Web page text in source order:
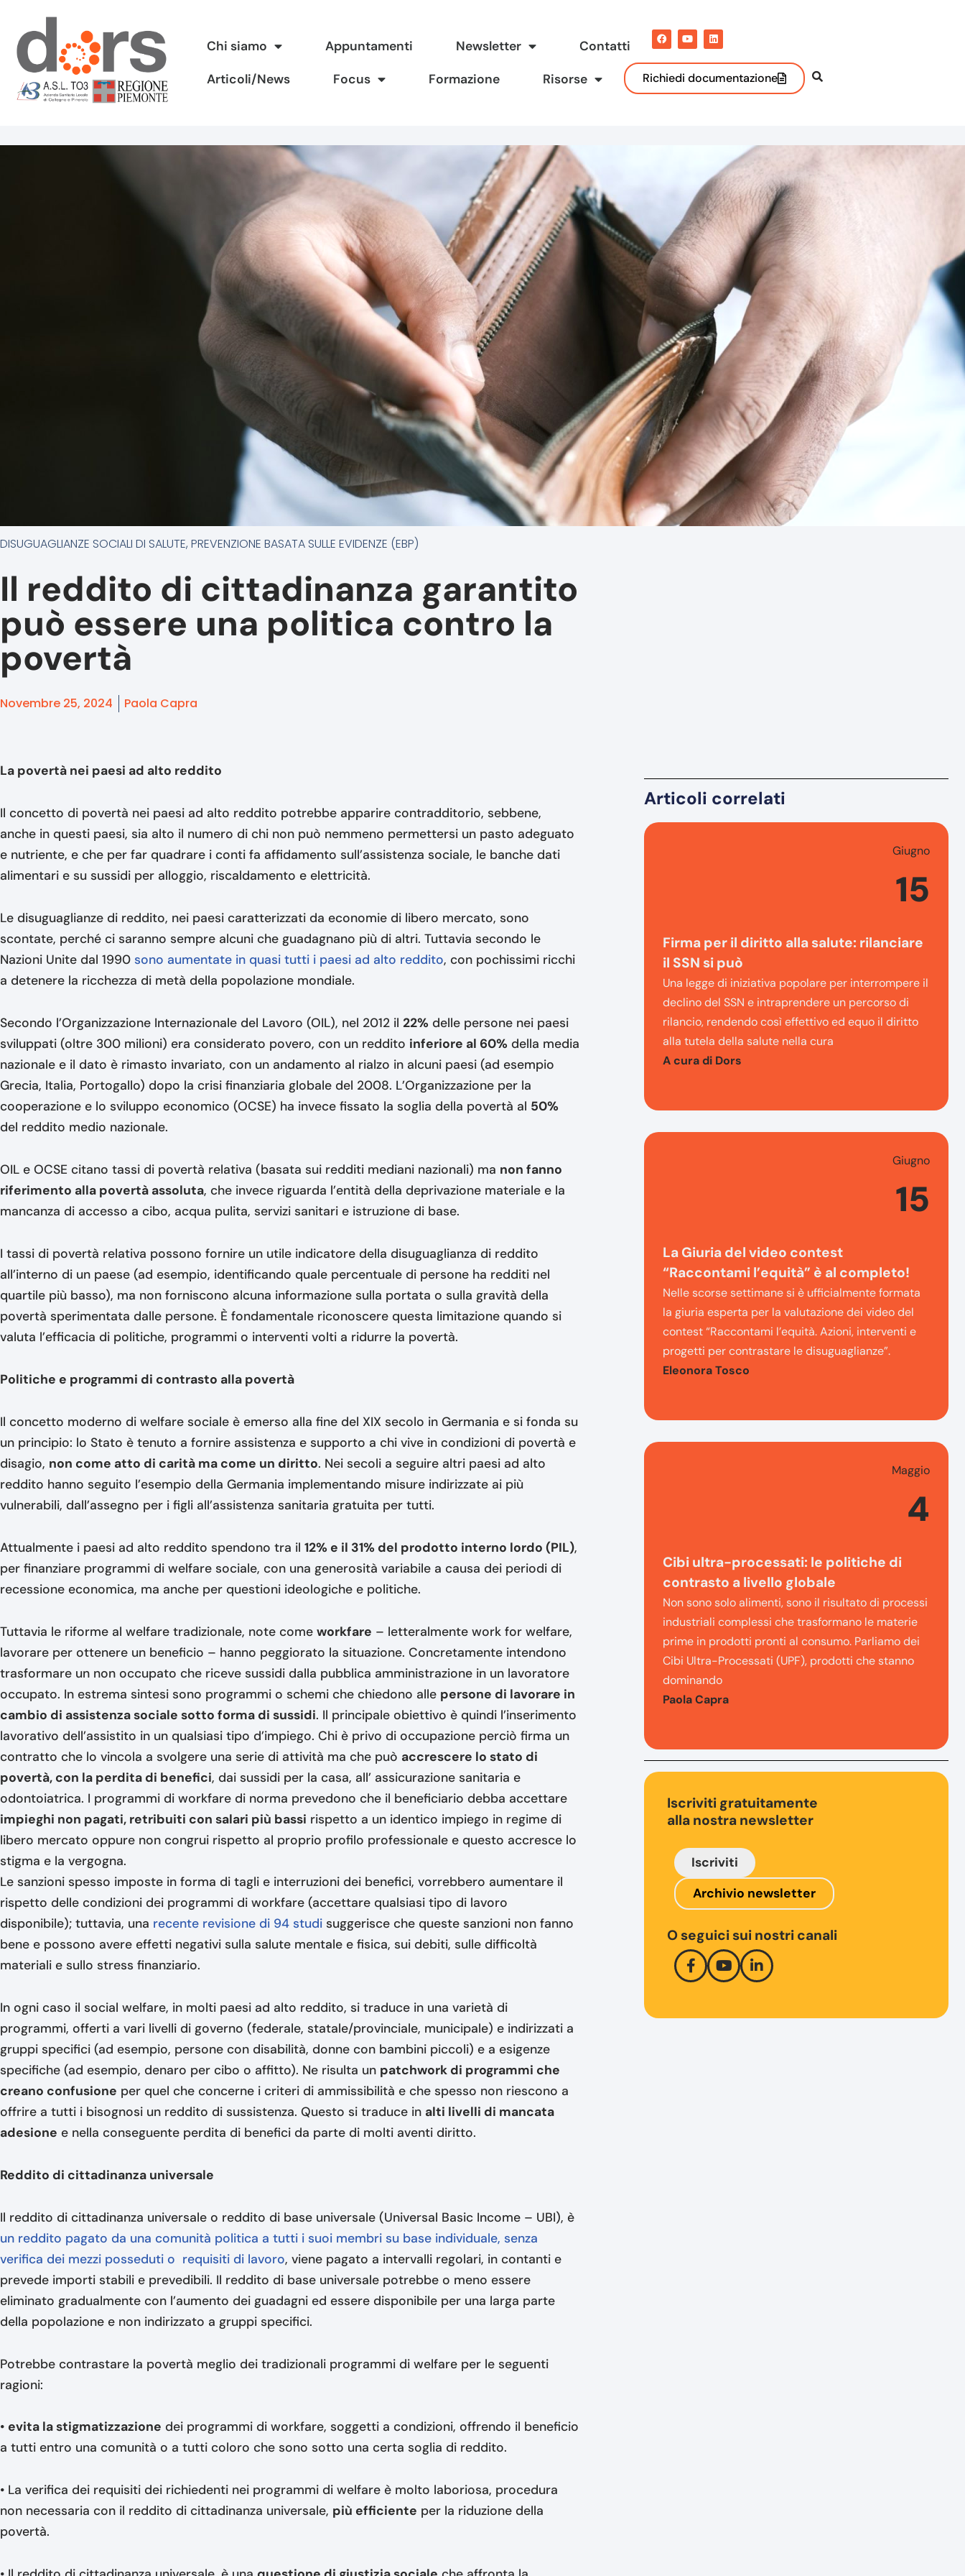
Vai
al
contenuto
Chi siamo Appuntamenti Newsletter Contatti
Articoli/News Focus Formazione Risorse Richiedi documentazione
DISUGUAGLIANZE SOCIALI DI SALUTE, PREVENZIONE BASATA SULLE EVIDENZE (EBP)
Il reddito di cittadinanza garantito
può essere una politica contro la
povertà
Novembre 25, 2024 Paola Capra
La povertà nei paesi ad alto reddito
Il concetto di povertà nei paesi ad alto reddito potrebbe apparire contradditorio, sebbene,
anche in questi paesi, sia alto il numero di chi non può nemmeno permettersi un pasto adeguato
e nutriente, e che per far quadrare i conti fa affidamento sull’assistenza sociale, le banche dati
alimentari e su sussidi per alloggio, riscaldamento e elettricità.
Le disuguaglianze di reddito, nei paesi caratterizzati da economie di libero mercato, sono
scontate, perché ci saranno sempre alcuni che guadagnano più di altri. Tuttavia secondo le
Nazioni Unite dal 1990 sono aumentate in quasi tutti i paesi ad alto reddito, con pochissimi ricchi
a detenere la ricchezza di metà della popolazione mondiale.
Secondo l’Organizzazione Internazionale del Lavoro (OIL), nel 2012 il 22% delle persone nei paesi
sviluppati (oltre 300 milioni) era considerato povero, con un reddito inferiore al 60% della media
nazionale e il dato è rimasto invariato, con un andamento al rialzo in alcuni paesi (ad esempio
Grecia, Italia, Portogallo) dopo la crisi finanziaria globale del 2008. L’Organizzazione per la
cooperazione e lo sviluppo economico (OCSE) ha invece fissato la soglia della povertà al 50%
del reddito medio nazionale.
OIL e OCSE citano tassi di povertà relativa (basata sui redditi mediani nazionali) ma non fanno
riferimento alla povertà assoluta, che invece riguarda l’entità della deprivazione materiale e la
mancanza di accesso a cibo, acqua pulita, servizi sanitari e istruzione di base.
I tassi di povertà relativa possono fornire un utile indicatore della disuguaglianza di reddito
all’interno di un paese (ad esempio, identificando quale percentuale di persone ha redditi nel
quartile più basso), ma non forniscono alcuna informazione sulla portata o sulla gravità della
povertà sperimentata dalle persone. È fondamentale riconoscere questa limitazione quando si
valuta l’efficacia di politiche, programmi o interventi volti a ridurre la povertà.
Politiche e programmi di contrasto alla povertà
Il concetto moderno di welfare sociale è emerso alla fine del XIX secolo in Germania e si fonda su
un principio: lo Stato è tenuto a fornire assistenza e supporto a chi vive in condizioni di povertà e
disagio, non come atto di carità ma come un diritto. Nei secoli a seguire altri paesi ad alto
reddito hanno seguito l’esempio della Germania implementando misure indirizzate ai più
vulnerabili, dall’assegno per i figli all’assistenza sanitaria gratuita per tutti.
Attualmente i paesi ad alto reddito spendono tra il 12% e il 31% del prodotto interno lordo (PIL),
per finanziare programmi di welfare sociale, con una generosità variabile a causa dei periodi di
recessione economica, ma anche per questioni ideologiche e politiche.
Tuttavia le riforme al welfare tradizionale, note come workfare – letteralmente work for welfare,
lavorare per ottenere un beneficio – hanno peggiorato la situazione. Concretamente intendono
trasformare un non occupato che riceve sussidi dalla pubblica amministrazione in un lavoratore
occupato. In estrema sintesi sono programmi o schemi che chiedono alle persone di lavorare in
cambio di assistenza sociale sotto forma di sussidi. Il principale obiettivo è quindi l’inserimento
lavorativo dell’assistito in un qualsiasi tipo d’impiego. Chi è privo di occupazione perciò firma un
contratto che lo vincola a svolgere una serie di attività ma che può accrescere lo stato di
povertà, con la perdita di benefici, dai sussidi per la casa, all’ assicurazione sanitaria e
odontoiatrica. I programmi di workfare di norma prevedono che il beneficiario debba accettare
impieghi non pagati, retribuiti con salari più bassi rispetto a un identico impiego in regime di
libero mercato oppure non congrui rispetto al proprio profilo professionale e questo accresce lo
stigma e la vergogna.
Le sanzioni spesso imposte in forma di tagli e interruzioni dei benefici, vorrebbero aumentare il
rispetto delle condizioni dei programmi di workfare (accettare qualsiasi tipo di lavoro
disponibile); tuttavia, una recente revisione di 94 studi suggerisce che queste sanzioni non fanno
bene e possono avere effetti negativi sulla salute mentale e fisica, sui debiti, sulle difficoltà
materiali e sullo stress finanziario.
In ogni caso il social welfare, in molti paesi ad alto reddito, si traduce in una varietà di
programmi, offerti a vari livelli di governo (federale, statale/provinciale, municipale) e indirizzati a
gruppi specifici (ad esempio, persone con disabilità, donne con bambini piccoli) e a esigenze
specifiche (ad esempio, denaro per cibo o affitto). Ne risulta un patchwork di programmi che
creano confusione per quel che concerne i criteri di ammissibilità e che spesso non riescono a
offrire a tutti i bisognosi un reddito di sussistenza. Questo si traduce in alti livelli di mancata
adesione e nella conseguente perdita di benefici da parte di molti aventi diritto.
Reddito di cittadinanza universale
Il reddito di cittadinanza universale o reddito di base universale (Universal Basic Income – UBI), è
un reddito pagato da una comunità politica a tutti i suoi membri su base individuale, senza
verifica dei mezzi posseduti o requisiti di lavoro, viene pagato a intervalli regolari, in contanti e
prevede importi stabili e prevedibili. Il reddito di base universale potrebbe o meno essere
eliminato gradualmente con l’aumento dei guadagni ed essere disponibile per una larga parte
della popolazione e non indirizzato a gruppi specifici.
Potrebbe contrastare la povertà meglio dei tradizionali programmi di welfare per le seguenti
ragioni:
• evita la stigmatizzazione dei programmi di workfare, soggetti a condizioni, offrendo il beneficio
a tutti entro una comunità o a tutti coloro che sono sotto una certa soglia di reddito.
• La verifica dei requisiti dei richiedenti nei programmi di welfare è molto laboriosa, procedura
non necessaria con il reddito di cittadinanza universale, più efficiente per la riduzione della
povertà.
Articoli correlati
Giugno
15
Firma per il diritto alla salute: rilanciare
il SSN si può
Una legge di iniziativa popolare per interrompere il
declino del SSN e intraprendere un percorso di
rilancio, rendendo così effettivo ed equo il diritto
alla tutela della salute nella cura
A cura di Dors
Giugno
15
La Giuria del video contest
“Raccontami l’equità” è al completo!
Nelle scorse settimane si è ufficialmente formata
la giuria esperta per la valutazione dei video del
contest “Raccontami l’equità. Azioni, interventi e
progetti per contrastare le disuguaglianze”.
Eleonora Tosco
Maggio
4
Cibi ultra-processati: le politiche di
contrasto a livello globale
Non sono solo alimenti, sono il risultato di processi
industriali complessi che trasformano le materie
prime in prodotti pronti al consumo. Parliamo dei
Cibi Ultra-Processati (UPF), prodotti che stanno
dominando
Paola Capra
Iscriviti gratuitamente
alla nostra newsletter
Iscriviti
Archivio newsletter
O seguici sui nostri canali